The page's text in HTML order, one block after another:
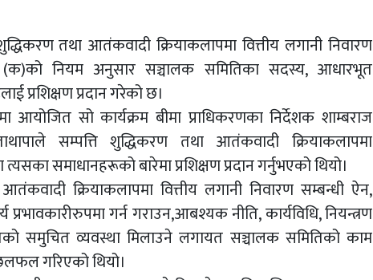
तथा आतंकवादी क्रियाकलापमा वित्तीय लगानी निवारण
(क)को नियम अनुसार सञ्चालक समितिका सदस्य, आधारभूत
प्रशिक्षण प्रदान गरेको छ।
सो कार्यक्रम बीमा प्राधिकरणका निर्देशक शाम्बराज
सम्पत्ति शुद्धिकरण तथा आतंकवादी क्रियाकलापमा
समाधानहरूको बारेमा प्रशिक्षण प्रदान गर्नुभएको थियो।
क्रियाकलापमा वित्तीय लगानी निवारण सम्बन्धी ऐन,
प्रभावकारीरुपमा गर्न गराउन,आबश्यक नीति, कार्यविधि, नियन्त्रण
समुचित व्यवस्था मिलाउने लगायत सञ्चालक समितिको काम
गरिएको थियो।